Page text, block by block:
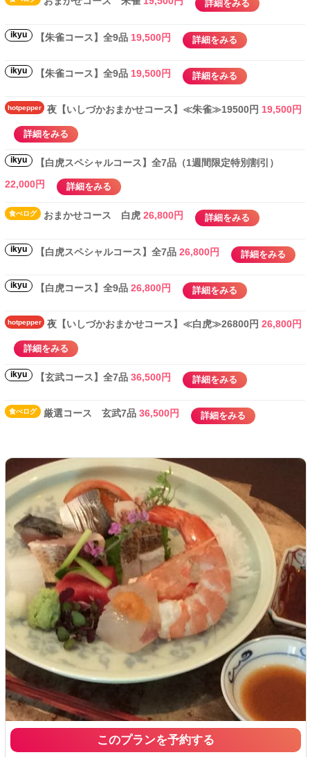
詳細をみる
ikyu 【朱雀コース】全9品 19,500円 詳細をみる
ikyu 【朱雀コース】全9品 19,500円 詳細をみる
hotpepper 夜【いしづかおまかせコース】≪朱雀≫19500円 19,500円
詳細をみる
ikyu
【白虎スペシャルコース】全7品（1週間限定特別割引）
22,000円
詳細をみる
食べログ おまかせコース 白虎 26,800円 詳細をみる
ikyu 【白虎スペシャルコース】全7品 26,800円 詳細をみる
ikyu 【白虎コース】全9品 26,800円 詳細をみる
hotpepper 夜【いしづかおまかせコース】≪白虎≫26800円 26,800円
詳細をみる
ikyu 【玄武コース】全7品 36,500円 詳細をみる
食べログ 厳選コース 玄武7品 36,500円 詳細をみる
このプランを予約する